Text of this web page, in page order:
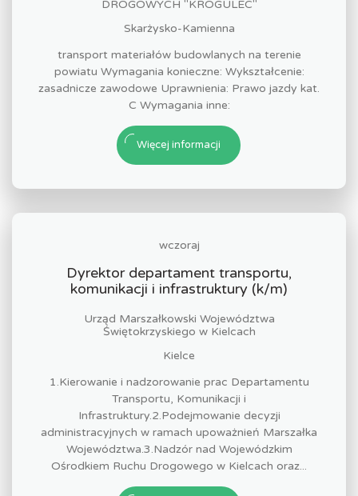
DROGOWYCH "KROGULEC"
Skarżysko-Kamienna
transport materiałów budowlanych na terenie
powiatu Wymagania konieczne: Wykształcenie:
zasadnicze zawodowe Uprawnienia: Prawo jazdy kat.
C Wymagania inne:
Więcej informacji
wczoraj
Dyrektor departament transportu,
komunikacji i infrastruktury (k/m)
Urząd Marszałkowski Województwa
Świętokrzyskiego w Kielcach
Kielce
1.Kierowanie i nadzorowanie prac Departamentu
Transportu, Komunikacji i
Infrastruktury.2.Podejmowanie decyzji
administracyjnych w ramach upoważnień Marszałka
Województwa.3.Nadzór nad Wojewódzkim
Ośrodkiem Ruchu Drogowego w Kielcach oraz...